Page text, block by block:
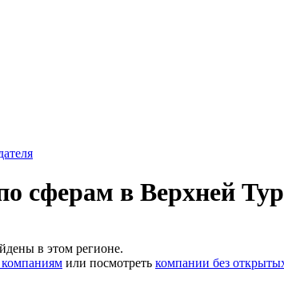
сферам в Верхней
в этом регионе.
или посмотреть компании без